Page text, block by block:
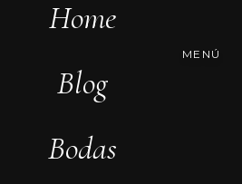
MENÚ
Home
Blog
Bodas